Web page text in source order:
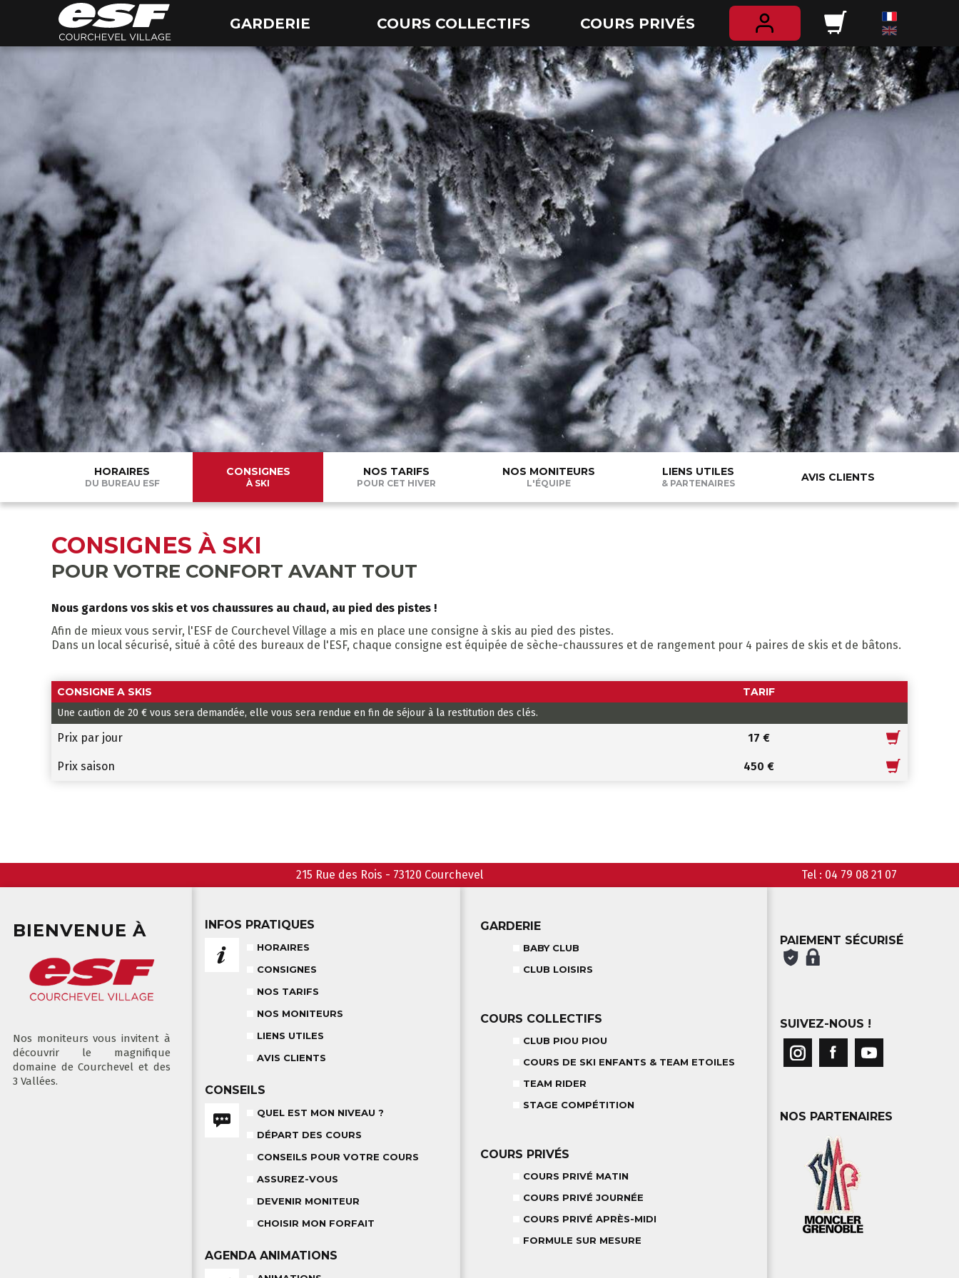
GARDERIE COURS COLLECTIFS COURS PRIVÉS
HORAIRES
DU BUREAU ESF
CONSIGNES
À SKI
NOS TARIFS
POUR CET HIVER
NOS MONITEURS
L'ÉQUIPE
LIENS UTILES
& PARTENAIRES AVIS CLIENTS
CONSIGNES À SKI
POUR VOTRE CONFORT AVANT TOUT
Nous gardons vos skis et vos chaussures au chaud, au pied des pistes !
Afin de mieux vous servir, l'ESF de Courchevel Village a mis en place une consigne à skis au pied des pistes.
Dans un local sécurisé, situé à côté des bureaux de l'ESF, chaque consigne est équipée de sèche-chaussures et de rangement pour 4 paires de skis et de bâtons.
CONSIGNE A SKIS TARIF
Une caution de 20 € vous sera demandée, elle vous sera rendue en fin de séjour à la restitution des clés.
Prix par jour 17 €
Prix saison 450 €
215 Rue des Rois - 73120 Courchevel Tel : 04 79 08 21 07
BIENVENUE À
Nos moniteurs vous invitent à
découvrir le magnifique
domaine de Courchevel et des
3 Vallées.
INFOS PRATIQUES
HORAIRES
CONSIGNES
NOS TARIFS
NOS MONITEURS
LIENS UTILES
AVIS CLIENTS
CONSEILS
QUEL EST MON NIVEAU ?
DÉPART DES COURS
CONSEILS POUR VOTRE COURS
ASSUREZ-VOUS
DEVENIR MONITEUR
CHOISIR MON FORFAIT
AGENDA ANIMATIONS
GARDERIE
BABY CLUB
CLUB LOISIRS
COURS COLLECTIFS
CLUB PIOU PIOU
COURS DE SKI ENFANTS & TEAM ETOILES
TEAM RIDER
STAGE COMPÉTITION
COURS PRIVÉS
COURS PRIVÉ MATIN
COURS PRIVÉ JOURNÉE
COURS PRIVÉ APRÈS-MIDI
FORMULE SUR MESURE
PAIEMENT SÉCURISÉ
SUIVEZ-NOUS !
NOS PARTENAIRES